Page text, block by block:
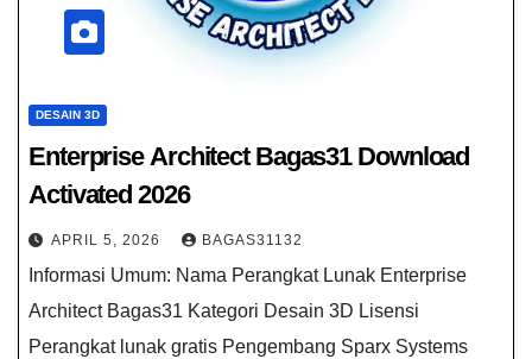
DESAIN 3D
Enterprise Architect Bagas31​ Download
Activated 2026
APRIL 5, 2026 BAGAS31132
Informasi Umum: Nama Perangkat Lunak Enterprise
Architect Bagas31 Kategori Desain 3D Lisensi
Perangkat lunak gratis Pengembang Sparx Systems